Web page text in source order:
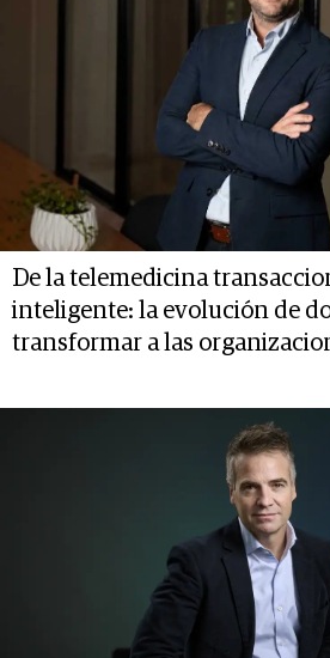
De la telemedicina
inteligente: la evolución de
transformar a las